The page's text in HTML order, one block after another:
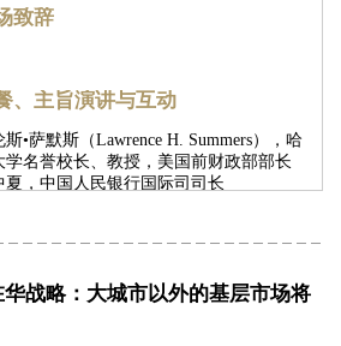
致辞
、主旨演讲与互动
斯•萨默斯（Lawrence H. Summers），哈
学名誉校长、教授，美国前财政部部长
夏，中国人民银行国际司司长
•埃文斯（J. Michael Evans），阿里巴巴
战略：大城市以外的基层市场将